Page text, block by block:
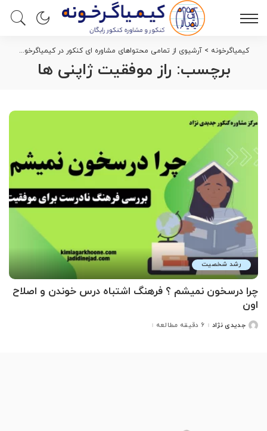
کیمیاگرخونه > آرشیوی از تمامی محتواهای مشاوره ای کنکور در کیمیاگرخونه
برچسب: راز موفقیت ژاپنی ها
رشد شخصیت
چرا درسخون نمیشم ؟ فرهنگ اشتباه درس خوندن و اصلاح
اون
ارسالجدیدی نژاد 6 دقیقه مطالعه